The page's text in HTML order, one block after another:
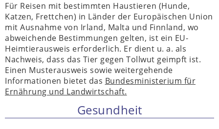
Für Reisen mit bestimmten Haustieren (Hunde,
Katzen, Frettchen) in Länder der Europäischen Union
mit Ausnahme von Irland, Malta und Finnland, wo
abweichende Bestimmungen gelten, ist ein EU-
Heimtierausweis erforderlich. Er dient u. a. als
Nachweis, dass das Tier gegen Tollwut geimpft ist.
Einen Musterausweis sowie weitergehende
Informationen bietet das Bundesministerium für
Ernährung und Landwirtschaft.
Gesundheit